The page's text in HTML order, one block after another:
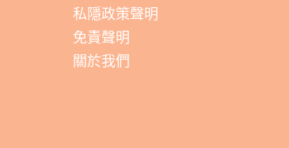
私隱政策聲明
免責聲明
關於我們